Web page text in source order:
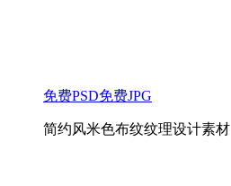
免费PSD免费JPG
简约风米色布纹纹理设计素材